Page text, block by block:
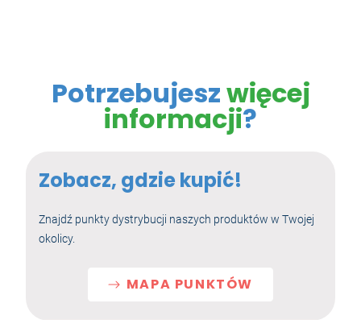
Potrzebujeszwięcej
informacji?
Zobacz, gdzie kupić!
Znajdź punkty dystrybucji naszych produktów w Twojej
okolicy.
MAPA PUNKTÓW